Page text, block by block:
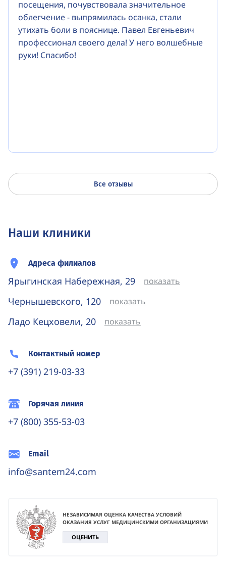
посещения, почувствовала значительное
облегчение - выпрямилась осанка, стали
утихать боли в пояснице. Павел Евгеньевич
профессионал своего дела! У него волшебные
руки! Спасибо!
Все отзывы
Наши клиники
Адреса филиалов
Ярыгинская Набережная, 29 показать
Чернышевского, 120 показать
Ладо Кецховели, 20 показать
Контактный номер
+7 (391) 219-03-33
Горячая линия
+7 (800) 355-53-03
Email
info@santem24.com
НЕЗАВИСИМАЯ ОЦЕНКА КАЧЕСТВА УСЛОВИЙ
ОКАЗАНИЯ УСЛУГ МЕДИЦИНСКИМИ ОРГАНИЗАЦИЯМИ
ОЦЕНИТЬ